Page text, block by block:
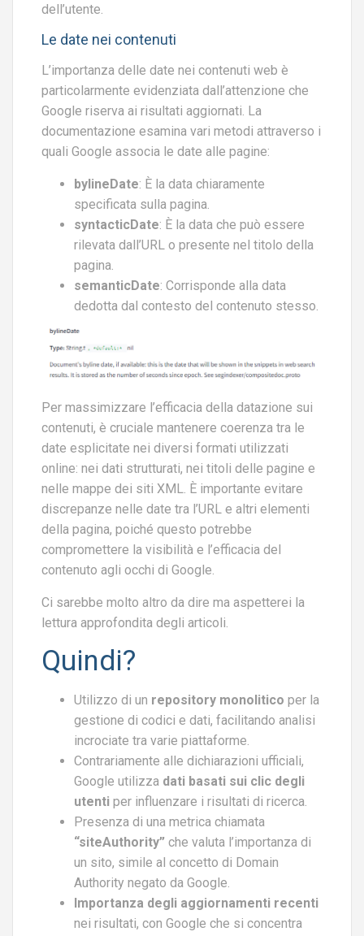
dell’utente.
Le date nei contenuti
L’importanza delle date nei contenuti web è
particolarmente evidenziata dall’attenzione che
Google riserva ai risultati aggiornati. La
documentazione esamina vari metodi attraverso i
quali Google associa le date alle pagine:
bylineDate: È la data chiaramente
specificata sulla pagina.
syntacticDate: È la data che può essere
rilevata dall’URL o presente nel titolo della
pagina.
semanticDate: Corrisponde alla data
dedotta dal contesto del contenuto stesso.
Per massimizzare l’efficacia della datazione sui
contenuti, è cruciale mantenere coerenza tra le
date esplicitate nei diversi formati utilizzati
online: nei dati strutturati, nei titoli delle pagine e
nelle mappe dei siti XML. È importante evitare
discrepanze nelle date tra l’URL e altri elementi
della pagina, poiché questo potrebbe
compromettere la visibilità e l’efficacia del
contenuto agli occhi di Google.
Ci sarebbe molto altro da dire ma aspetterei la
lettura approfondita degli articoli.
Quindi?
Utilizzo di un repository monolitico per la
gestione di codici e dati, facilitando analisi
incrociate tra varie piattaforme.
Contrariamente alle dichiarazioni ufficiali,
Google utilizza dati basati sui clic degli
utenti per influenzare i risultati di ricerca.
Presenza di una metrica chiamata
“siteAuthority” che valuta l’importanza di
un sito, simile al concetto di Domain
Authority negato da Google.
Importanza degli aggiornamenti recenti
nei risultati, con Google che si concentra